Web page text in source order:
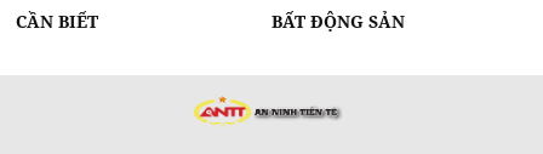
CẦN BIẾT BẤT ĐỘNG SẢN